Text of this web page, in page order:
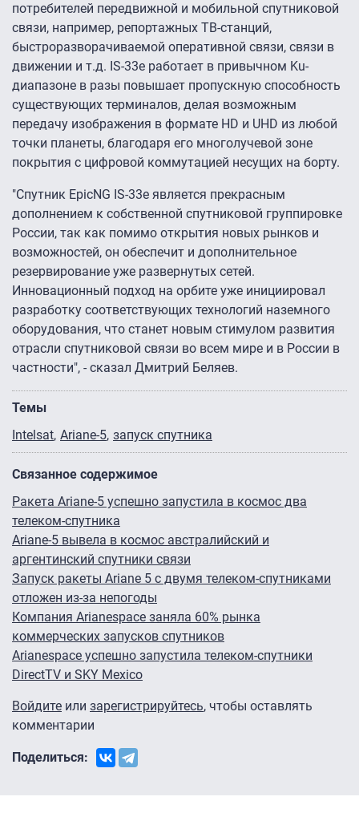
потребителей передвижной и мобильной спутниковой
связи, например, репортажных ТВ-станций,
быстроразворачиваемой оперативной связи, связи в
движении и т.д. IS-33e работает в привычном Ku-
диапазоне в разы повышает пропускную способность
существующих терминалов, делая возможным
передачу изображения в формате HD и UHD из любой
точки планеты, благодаря его многолучевой зоне
покрытия с цифровой коммутацией несущих на борту.
"Спутник EpicNG IS-33e является прекрасным
дополнением к собственной спутниковой группировке
России, так как помимо открытия новых рынков и
возможностей, он обеспечит и дополнительное
резервирование уже развернутых сетей.
Инновационный подход на орбите уже инициировал
разработку соответствующих технологий наземного
оборудования, что станет новым стимулом развития
отрасли спутниковой связи во всем мире и в России в
частности", - сказал Дмитрий Беляев.
Темы
Intelsat Ariane-5 запуск спутника
Связанное содержимое
Ракета Ariane-5 успешно запустила в космос два
телеком-спутника
Ariane-5 вывела в космос австралийский и
аргентинский спутники связи
Запуск ракеты Ariane 5 с двумя телеком-спутниками
отложен из-за непогоды
Компания Arianespace заняла 60% рынка
коммерческих запусков спутников
Arianespace успешно запустила телеком-спутники
DirectTV и SKY Mexico
Войдите или зарегистрируйтесь, чтобы оставлять
комментарии
Поделиться: